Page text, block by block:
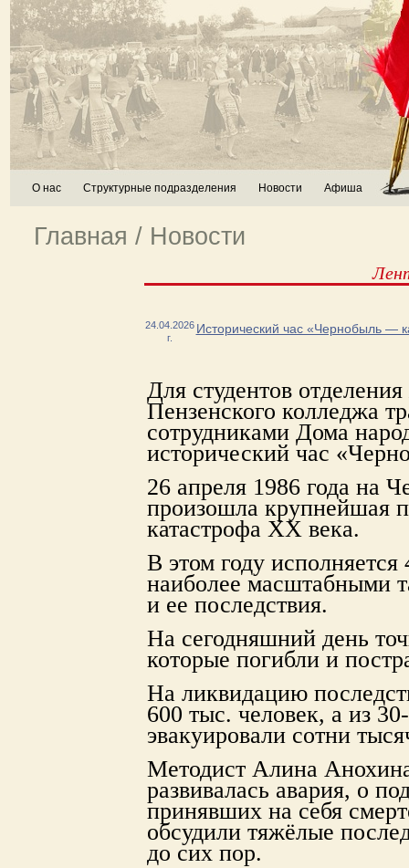
О нас Структурные подразделения Новости Афиша
Главная / Новости
24.04.2026
г.
Исторический час «Чернобыль —
Для студентов
Пензенского колледжа
сотрудниками Дома
исторический час
26 апреля 1986 года на
произошла крупнейшая
катастрофа ХХ века.
В этом году
наиболее масштабными
и ее последствия.
На сегодняшний день
которые погибли и
На ликвидацию
600 тыс. человек, а из
эвакуировали сотни
Методист Алина
развивалась авария, о
принявших на себя
обсудили тяжёлые
до сих пор.